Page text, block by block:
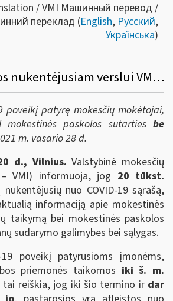
/ VMI Машинный перевод /
переклад (English, Русский,
Українська)
Nuo pandemijos nukentėjusiam verslui VMI mokestinės paskolos sutartys 2 metams – be palūkanų ir be klausimų
poveikį patyrę mokesčių mokėtojai,
paskolos sutarties be
m. vasario 28 d.
d., Vilnius. Valstybinė mokesčių
VMI) informuoja, jog 20 tūkst.
nuo COVID-19 sąrašą,
informaciją apie mokestinės
taikymą bei mokestinės paskolos
sudarymo galimybes bei sąlygas.
19 poveikį patyrusioms įmonėms,
priemonės taikomos iki š. m.
tai reiškia, jog iki šio termino ir dar